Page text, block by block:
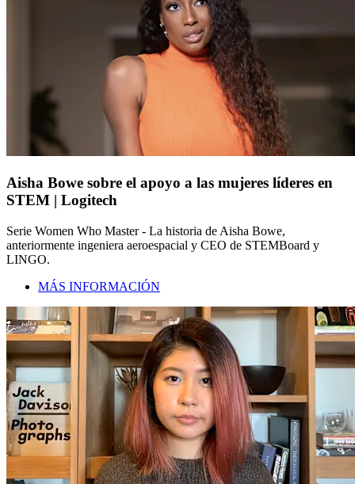
Aisha Bowe sobre el apoyo a las mujeres líderes en
STEM | Logitech
Serie Women Who Master - La historia de Aisha Bowe,
anteriormente ingeniera aeroespacial y CEO de STEMBoard y
LINGO.
MÁS INFORMACIÓN